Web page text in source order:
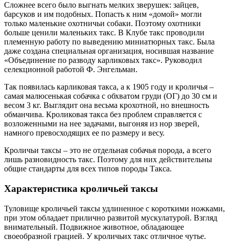
Сложнее всего было выгнать мелких зверушек: зайцев,
барсуков и им подобных. Попасть к ним «домой» могли
только маленькие охотничьи собаки. Поэтому охотники
больше ценили маленьких такс. В Клубе такс проводили
племенную работу по выведению миниатюрных такс. Была
даже создана специальная организация, носившая название
«Объединение по разводу карликовых такс». Руководил
селекционной работой Ф. Энгельман.
Так появилась карликовая такса, а к 1905 году и кроличья –
самая малюсенькая собачка с обхватом груди (ОГ) до 30 см и
весом 3 кг. Выглядит она весьма крохотной, но внешность
обманчива. Кроликовая такса без проблем справляется с
возложенными на нее задачами, выгоняя из нор зверей,
намного превосходящих ее по размеру и весу.
Кроличьи таксы – это не отдельная собачья порода, а всего
лишь разновидность такс. Поэтому для них действительны
общие стандарты для всех типов породы Такса.
Характеристика кроличьей таксы
Туловище кроличьей таксы удлиненное с короткими ножками,
при этом обладает прилично развитой мускулатурой. Взгляд
внимательный. Подвижное животное, обладающее
своеобразной грацией. У кроличьих такс отличное чутье.